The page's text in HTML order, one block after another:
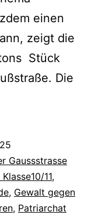
einen
zeigt die
Stück
Die
Gaussstrasse
11,
, Gewalt gegen
, Patriarchat